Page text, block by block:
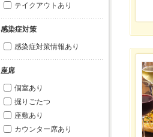
テイクアウトあり
感染症対策
感染症対策情報あり
座席
個室あり
掘りごたつ
座敷あり
カウンター席あり